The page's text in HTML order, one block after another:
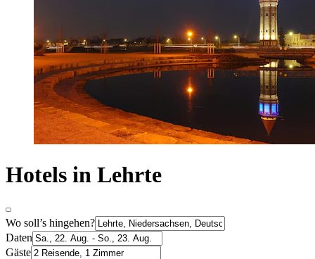
Hotels in Lehrte
Wo soll’s hingehen?
Daten
Gäste